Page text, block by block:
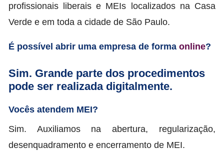
profissionais liberais e MEIs localizados na Casa
Verde e em toda a cidade de São Paulo.
É possível abrir uma empresa de forma online?
Sim. Grande parte dos procedimentos
pode ser realizada digitalmente.
Vocês atendem MEI?
Sim. Auxiliamos na abertura, regularização,
desenquadramento e encerramento de MEI.